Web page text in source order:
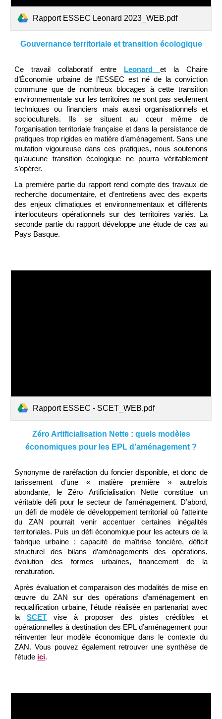
Rapport ESSEC Leonard 2023_WEB.pdf
Gouvernance territoriale et transition écologique
Ce travail collaboratif entre Leonard
et la Chaire
d’Économie urbaine de l’ESSEC est né de la conviction
commune que de nombreux blocages à cette transition
environnementale sur les territoires ne sont pas seulement
techniques ou financiers mais aussi organisationnels et
socioculturels. Ils se situent au cœur même de
l’organisation territoriale française et dans la persistance de
pratiques trop rigides en matière d’aménagement. Sans une
mutation vigoureuse dans ces pratiques, nous soutenons
qu’aucune transition écologique ne pourra véritablement
s’opérer.
La première partie du rapport rend compte des travaux de
recherche documentaire, et d’entretiens avec des experts
des enjeux climatiques et environnementaux et différents
interlocuteurs opérationnels sur des territoires variés. La
seconde partie du rapport développe une étude de cas au
Pays Basque.
Rapport ESSEC - SCET_WEB.pdf
Zéro Artificialisation Nette : quels modèles
économiques pour les EPL d’aménagement ?
Synonyme de raréfaction du foncier disponible, et donc de
tarissement d’une « matière première » autrefois
abondante, le Zéro Artificialisation Nette constitue un
véritable défi pour le secteur de l’aménagement. D’abord,
un défi de modèle de développement territorial où l’atteinte
du ZAN pourrait venir accentuer certaines inégalités
territoriales. Puis un défi économique pour les acteurs de la
fabrique urbaine : capacité de maîtrise foncière, déficit
structurel des bilans d’aménagements des opérations,
évolution des formes urbaines, financement de la
renaturation.
Après évaluation et comparaison des modalités de mise en
œuvre du ZAN sur des opérations d’aménagement en
requalification urbaine, l'étude réalisée en partenariat avec
laSCET vise à proposer des pistes crédibles et
opérationnelles à destination des EPL d’aménagement pour
réinventer leur modèle économique dans le contexte du
ZAN. Vous pouvez également retrouver une synthèse de
l'étude ici.